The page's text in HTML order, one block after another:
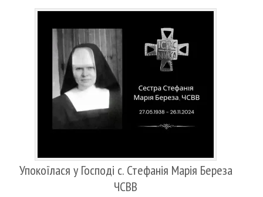
Упокоїлася у Господі с. Стефанія Марія Береза
ЧСВВ